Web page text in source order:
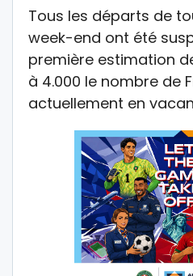
Tous les départs de
week-end ont été
première estimation
à 4.000 le nombre de
actuellement en